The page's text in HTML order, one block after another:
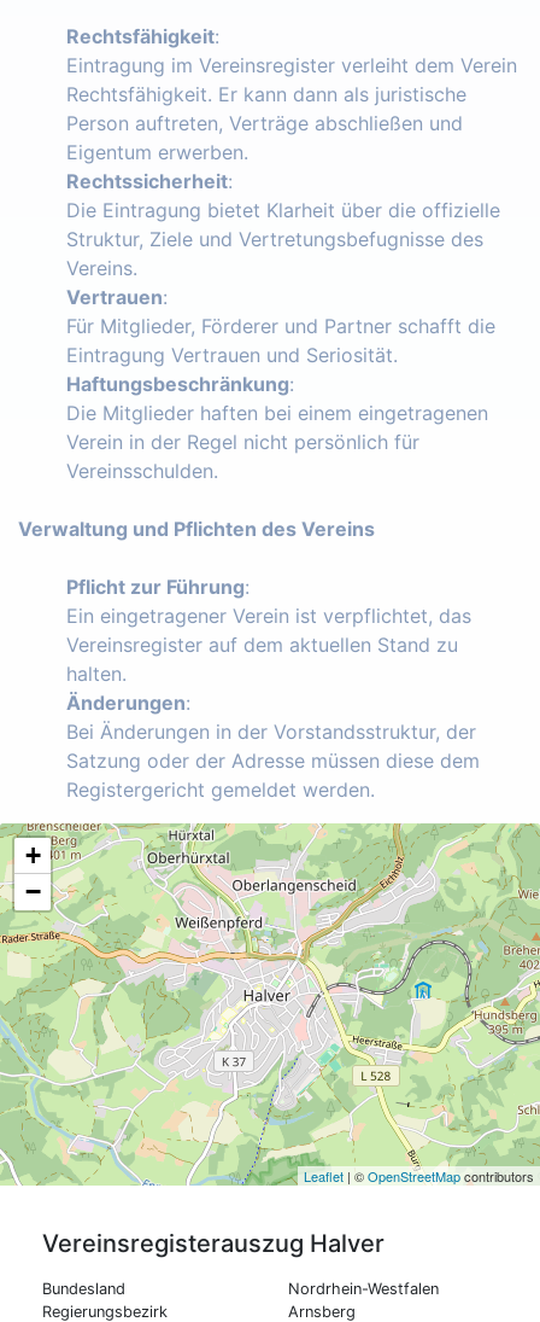
Rechtsfähigkeit:
Eintragung im Vereinsregister verleiht dem Verein
Rechtsfähigkeit. Er kann dann als juristische
Person auftreten, Verträge abschließen und
Eigentum erwerben.
Rechtssicherheit:
Die Eintragung bietet Klarheit über die offizielle
Struktur, Ziele und Vertretungsbefugnisse des
Vereins.
Vertrauen:
Für Mitglieder, Förderer und Partner schafft die
Eintragung Vertrauen und Seriosität.
Haftungsbeschränkung:
Die Mitglieder haften bei einem eingetragenen
Verein in der Regel nicht persönlich für
Vereinsschulden.
Verwaltung und Pflichten des Vereins
Pflicht zur Führung:
Ein eingetragener Verein ist verpflichtet, das
Vereinsregister auf dem aktuellen Stand zu
halten.
Änderungen:
Bei Änderungen in der Vorstandsstruktur, der
Satzung oder der Adresse müssen diese dem
Registergericht gemeldet werden.
+
−
Leaflet | ©OpenStreetMapcontributors
Vereinsregisterauszug Halver
Bundesland
Nordrhein-Westfalen
Regierungsbezirk
Arnsberg